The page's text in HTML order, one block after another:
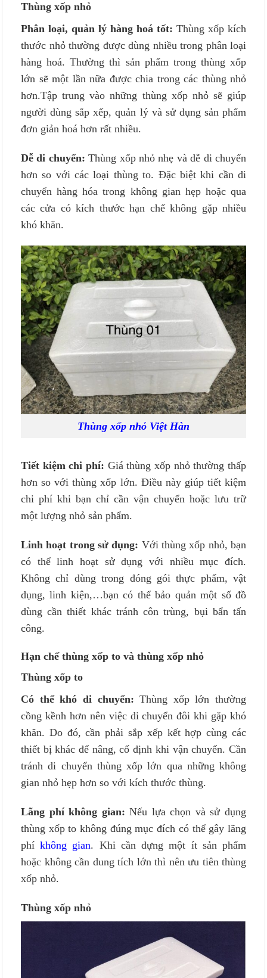
Thùng xốp nhỏ
Phân loại, quản lý hàng hoá tốt: Thùng xốp kích
thước nhỏ thường được dùng nhiều trong phân loại
hàng hoá. Thường thì sản phẩm trong thùng xốp
lớn sẽ một lần nữa được chia trong các thùng nhỏ
hơn.Tập trung vào những thùng xốp nhỏ sẽ giúp
người dùng sắp xếp, quản lý và sử dụng sản phẩm
đơn giản hoá hơn rất nhiều.
Dễ di chuyển: Thùng xốp nhỏ nhẹ và dễ di chuyển
hơn so với các loại thùng to. Đặc biệt khi cần di
chuyển hàng hóa trong không gian hẹp hoặc qua
các cửa có kích thước hạn chế không gặp nhiều
khó khăn.
Thùng xốp nhỏ Việt Hàn
Tiết kiệm chi phí: Giá thùng xốp nhỏ thường thấp
hơn so với thùng xốp lớn. Điều này giúp tiết kiệm
chi phí khi bạn chỉ cần vận chuyển hoặc lưu trữ
một lượng nhỏ sản phẩm.
Linh hoạt trong sử dụng: Với thùng xốp nhỏ, bạn
có thể linh hoạt sử dụng với nhiều mục đích.
Không chỉ dùng trong đóng gói thực phẩm, vật
dụng, linh kiện,…bạn có thể bảo quản một số đồ
dùng cần thiết khác tránh côn trùng, bụi bẩn tấn
công.
Hạn chế thùng xốp to và thùng xốp nhỏ
Thùng xốp to
Có thể khó di chuyển: Thùng xốp lớn thường
cồng kềnh hơn nên việc di chuyển đôi khi gặp khó
khăn. Do đó, cần phải sắp xếp kết hợp cùng các
thiết bị khác để nâng, cố định khi vận chuyển. Cần
tránh di chuyển thùng xốp lớn qua những không
gian nhỏ hẹp hơn so với kích thước thùng.
Lãng phí không gian: Nếu lựa chọn và sử dụng
thùng xốp to không đúng mục đích có thể gây lãng
phíkhông gian. Khi cần đựng một ít sản phẩm
hoặc không cần dung tích lớn thì nên ưu tiên thùng
xốp nhỏ.
Thùng xốp nhỏ